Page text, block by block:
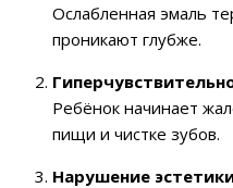
Ослабленная эмаль
проникают глубже.
Ребёнок начинает
пищи и чистке зубов.
Нарушение